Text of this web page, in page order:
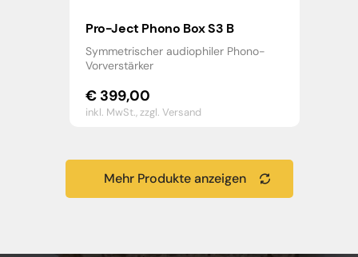
Pro-Ject Phono Box S3 B
Symmetrischer audiophiler Phono-
Vorverstärker
€ 399,00
inkl. MwSt.,zzgl. Versand
Mehr Produkte anzeigen